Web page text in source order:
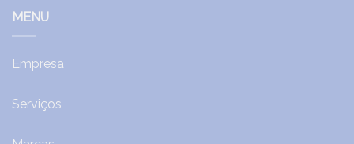
MENU
Empresa
Serviços